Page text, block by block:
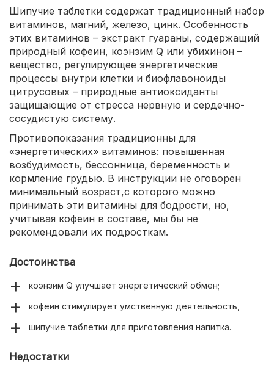
Шипучие таблетки содержат традиционный набор
витаминов, магний, железо, цинк. Особенность
этих витаминов – экстракт гуараны, содержащий
природный кофеин, коэнзим Q или убихинон –
вещество, регулирующее энергетические
процессы внутри клетки и биофлавоноиды
цитрусовых – природные антиоксиданты
защищающие от стресса нервную и сердечно-
сосудистую систему.
Противопоказания традиционны для
«энергетических» витаминов: повышенная
возбудимость, бессонница, беременность и
кормление грудью. В инструкции не оговорен
минимальный возраст,с которого можно
принимать эти витамины для бодрости, но,
учитывая кофеин в составе, мы бы не
рекомендовали их подросткам.
Достоинства
коэнзим Q улучшает энергетический обмен;
кофеин стимулирует умственную деятельность,
шипучие таблетки для приготовления напитка.
Недостатки